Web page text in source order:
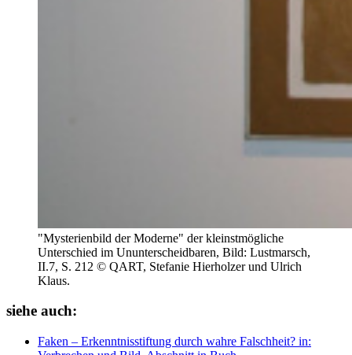
"Mysterienbild der Moderne" der kleinstmögliche
Unterschied im Ununterscheidbaren, Bild: Lustmarsch,
II.7, S. 212 © QART, Stefanie Hierholzer und Ulrich
Klaus.
siehe auch:
Faken – Erkenntnisstiftung durch wahre Falschheit? in: